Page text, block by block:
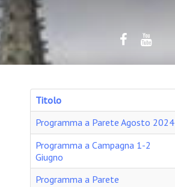
Titolo
Programma a Parete Agosto 2024
Programma a Campagna 1-2
Giugno
Programma a Parete